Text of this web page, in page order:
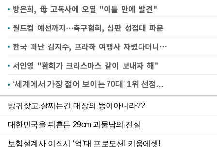
방은희, 母 고독사에 오열 "이틀 만에 발견"
월드컵 예선까지…축구협회, 심판 성접대 파문
한국 떠난 김지수, 프라하 여행사 차렸다더니…
서인영 "환희가 크리스마스 같이 보내자 해"